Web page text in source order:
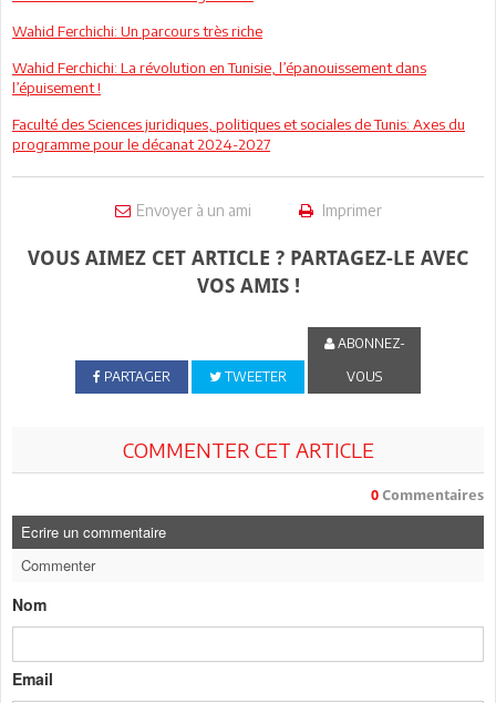
Wahid Ferchichi: Un parcours très riche
Wahid Ferchichi: La révolution en Tunisie, l’épanouissement dans
l’épuisement !
Faculté des Sciences juridiques, politiques et sociales de Tunis: Axes du
programme pour le décanat 2024-2027
Envoyer à un ami Imprimer
VOUS AIMEZ CET ARTICLE ? PARTAGEZ-LE AVEC
VOS AMIS !
PARTAGER TWEETER
ABONNEZ-
VOUS
COMMENTER CET ARTICLE
0 Commentaires
Ecrire un commentaire
Commenter
Nom
Email